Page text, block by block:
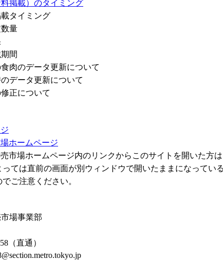
掲載）のタイミング
タイミング
量
間
肉のデータ更新について
データ更新について
正について
ホームページ
場ホームページ内のリンクからこのサイトを開いた方は
は直前の画面が別ウィンドウで開いたままになってい
注意ください。
場事業部
（直通）